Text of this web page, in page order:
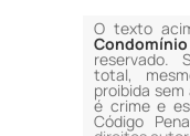
O texto
Condomínio
reservado.
total,
proibida
é crime e
Código